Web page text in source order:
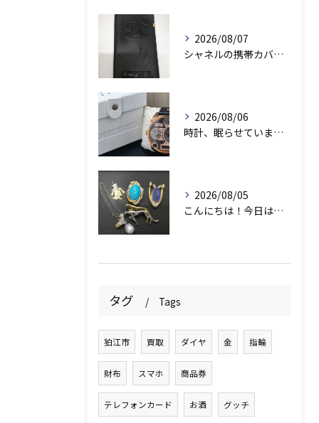
2026/08/07
シャネルの携帯カバー、お持ちいただきありがとうございます📱✨
2026/08/06
時計、眠らせていませんか？⌚️
2026/08/05
こんにちは！今日は素敵なアクセサリーをお買取りさせていただき...
タグ Tags
狛江市 買取 ダイヤ 金 指輪
財布 スマホ 商品券
テレフォンカード お酒 グッチ